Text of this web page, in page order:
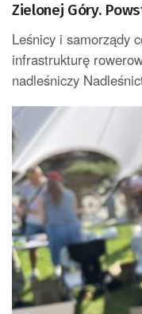
Zielonej Góry.
Leśnicy i samorządy
infrastrukturę
nadleśniczy